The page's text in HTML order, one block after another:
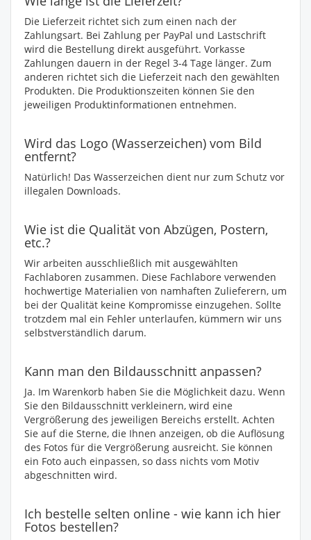
Die Lieferzeit richtet sich zum einen nach der
Zahlungsart. Bei Zahlung per PayPal und Lastschrift
wird die Bestellung direkt ausgeführt. Vorkasse
Zahlungen dauern in der Regel 3-4 Tage länger. Zum
anderen richtet sich die Lieferzeit nach den gewählten
Produkten. Die Produktionszeiten können Sie den
jeweiligen Produktinformationen entnehmen.
Wird das Logo (Wasserzeichen) vom Bild
entfernt?
Natürlich! Das Wasserzeichen dient nur zum Schutz vor
illegalen Downloads.
Wie ist die Qualität von Abzügen, Postern,
etc.?
Wir arbeiten ausschließlich mit ausgewählten
Fachlaboren zusammen. Diese Fachlabore verwenden
hochwertige Materialien von namhaften Zulieferern, um
bei der Qualität keine Kompromisse einzugehen. Sollte
trotzdem mal ein Fehler unterlaufen, kümmern wir uns
selbstverständlich darum.
Kann man den Bildausschnitt anpassen?
Ja. Im Warenkorb haben Sie die Möglichkeit dazu. Wenn
Sie den Bildausschnitt verkleinern, wird eine
Vergrößerung des jeweiligen Bereichs erstellt. Achten
Sie auf die Sterne, die Ihnen anzeigen, ob die Auflösung
des Fotos für die Vergrößerung ausreicht. Sie können
ein Foto auch einpassen, so dass nichts vom Motiv
abgeschnitten wird.
Ich bestelle selten online - wie kann ich hier
Fotos bestellen?